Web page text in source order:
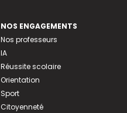
NOS ENGAGEMENTS
Nos professeurs
IA
Réussite scolaire
Orientation
Sport
Citoyenneté